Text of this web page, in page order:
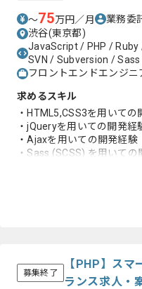
〜75万円／月 業務委
渋谷(東京都)
JavaScript / PHP /
SVN / Subversion /
フロントエンドエンジ
求めるスキル
・HTML5,CSS3を用いて
・jQueryを用いての開発経
・Ajaxを用いての開発経験
・Sass (SCSS) を用いての
募集終了
【PHP】スマ
ランス求人・